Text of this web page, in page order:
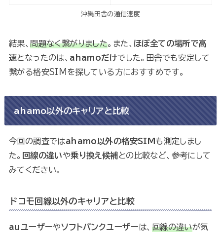
沖縄田舎の通信速度
結果、問題なく繋がりました。また、 ほぼ全ての場所で高
速となったのは、 ahamoだけでした。田舎でも安定して
繋がる格安SIMを探している方におすすめです。
ahamo以外のキャリアと比較
今回の調査ではahamo以外の格安SIM も測定しまし
た。 回線の違いや乗り換え候補との比較など、参考にして
みてください。
ドコモ回線以外のキャリアと比較
auユーザーやソフトバンクユーザーは、 回線の違いが気